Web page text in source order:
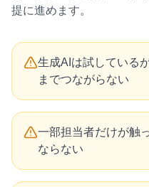
提に進めます。
生成AIは試している
までつながらない
一部担当者だけが触
ならない